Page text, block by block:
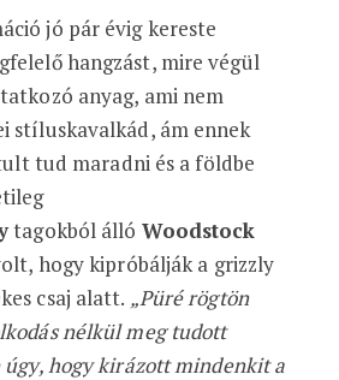
jó pár évig kereste
hangzást, mire végül
anyag, ami nem
stíluskavalkád, ám ennek
tud maradni és a földbe
tagokból álló Woodstock
hogy kipróbálják a grizzly
csaj alatt. „Püré rögtön
nélkül meg tudott
úgy, hogy kirázott mindenkit a